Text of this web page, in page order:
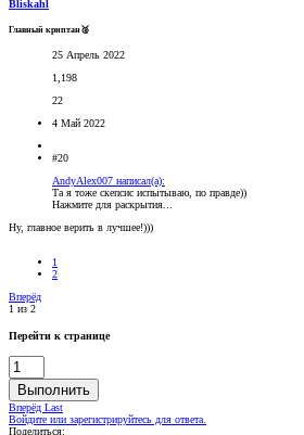
Bliskahl
Главный криптан🥈
25 Апрель 2022
1,198
22
4 Май 2022
#20
AndyAlex007 написал(а):
Та я тоже скепсис испытываю, по правде))
Нажмите для раскрытия...
Ну, главное верить в лучшее!)))
1
2
Вперёд
1 из 2
Перейти к странице
Выполнить
Вперёд Last
Войдите или зарегистрируйтесь для ответа.
Поделиться: